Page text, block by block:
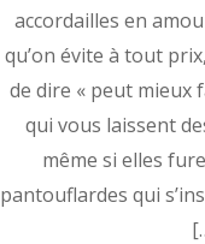
accordailles en
qu’on évite à tout
de dire « peut mieux
qui vous laissent
même si elles
pantouflardes qui